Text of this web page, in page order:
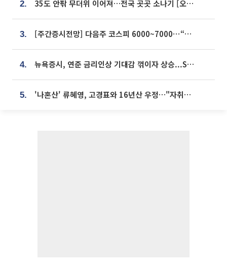
2. 35도 안팎 무더위 이어져…전국 곳곳 소나기 [오늘 날씨]
3. [주간증시전망] 다음주 코스피 6000~7000⋯“外人 수급은 정책이 변수”
4. 뉴욕증시, 연준 금리인상 기대감 꺾이자 상승...S&P500 사상 최고치 [종합]
5. '나혼산' 류혜영, 고경표와 16년산 우정…"자취방서 부모님과 마주쳐"